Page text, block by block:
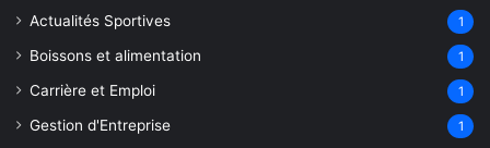
Actualités Sportives 1
Boissons et alimentation 1
Carrière et Emploi 1
Gestion d'Entreprise 1